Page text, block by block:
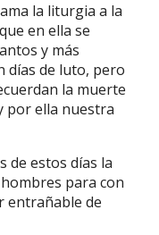
la liturgia a la
en ella se
y más
días de luto, pero
la muerte
por ella nuestra
de estos días la
para con
entrañable de